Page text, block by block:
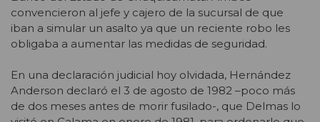
convencieron al jefe y cajero de la sucursal de que
iban a simular un asalto ya que un reciente robo les
obligaba a aumentar las medidas de seguridad.
En una declaración judicial hoy olvidada, Hernández
Anderson declaró el 3 de agosto de 1982 –poco más
de dos meses antes de morir fusilado-, que Delmas lo